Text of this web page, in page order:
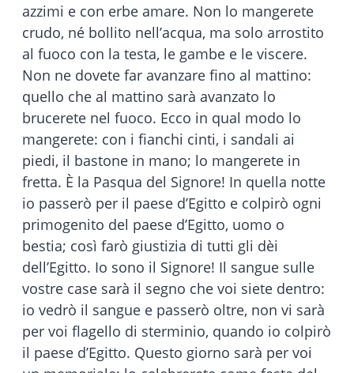
azzimi e con erbe amare. Non lo mangerete
crudo, né bollito nell’acqua, ma solo arrostito
al fuoco con la testa, le gambe e le viscere.
Non ne dovete far avanzare fino al mattino:
quello che al mattino sarà avanzato lo
brucerete nel fuoco. Ecco in qual modo lo
mangerete: con i fianchi cinti, i sandali ai
piedi, il bastone in mano; lo mangerete in
fretta. È la Pasqua del Signore! In quella notte
io passerò per il paese d’Egitto e colpirò ogni
primogenito del paese d’Egitto, uomo o
bestia; così farò giustizia di tutti gli dèi
dell’Egitto. Io sono il Signore! Il sangue sulle
vostre case sarà il segno che voi siete dentro:
io vedrò il sangue e passerò oltre, non vi sarà
per voi flagello di sterminio, quando io colpirò
il paese d’Egitto. Questo giorno sarà per voi